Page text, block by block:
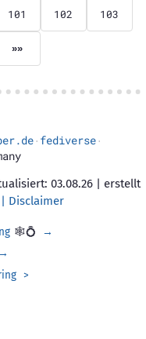
101 102 103
»»
· fediverse·
03.08.26 | erstellt
Disclaimer
🕸💍
→
→
>